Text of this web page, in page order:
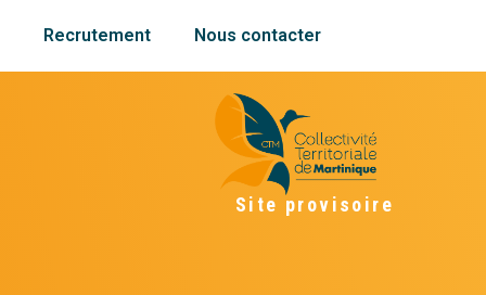
Recrutement Nous contacter
Site provisoire